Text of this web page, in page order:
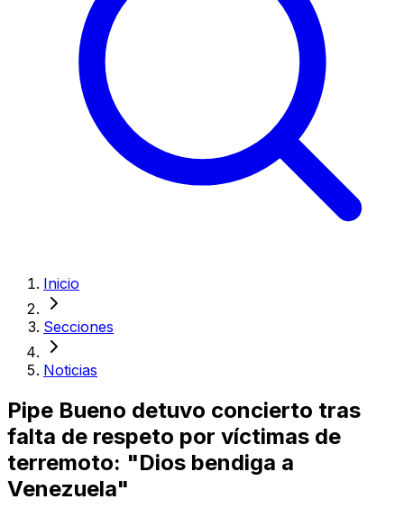
Inicio
Secciones
Noticias
Pipe Bueno detuvo concierto tras
falta de respeto por víctimas de
terremoto: "Dios bendiga a
Venezuela"